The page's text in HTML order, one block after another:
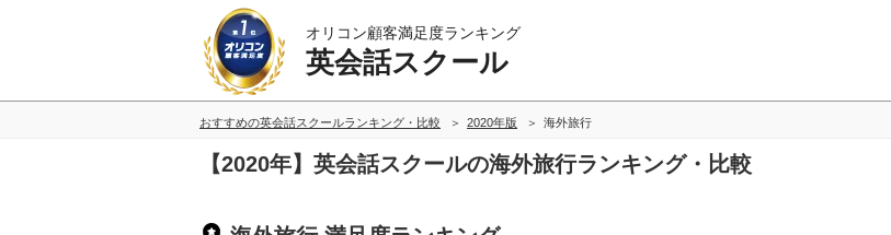
オリコン顧客満足度ランキング
英会話スクール
おすすめの英会話スクールランキング・比較 2020年版 海外旅行
【2020年】英会話スクールの海外旅行ランキング・比較